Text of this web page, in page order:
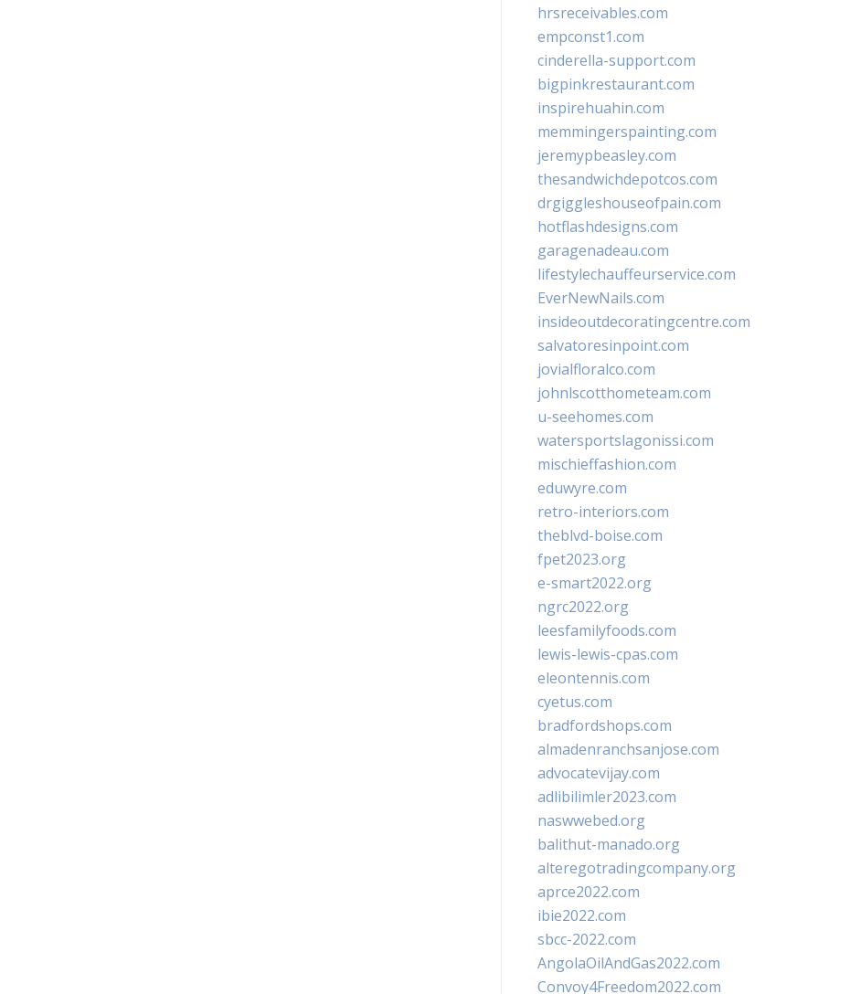
hrsreceivables.com
empconst1.com
cinderella-support.com
bigpinkrestaurant.com
inspirehuahin.com
memmingerspainting.com
jeremypbeasley.com
thesandwichdepotcos.com
drgiggleshouseofpain.com
hotflashdesigns.com
garagenadeau.com
lifestylechauffeurservice.com
EverNewNails.com
insideoutdecoratingcentre.com
salvatoresinpoint.com
jovialfloralco.com
johnlscotthometeam.com
u-seehomes.com
watersportslagonissi.com
mischieffashion.com
eduwyre.com
retro-interiors.com
theblvd-boise.com
fpet2023.org
e-smart2022.org
ngrc2022.org
leesfamilyfoods.com
lewis-lewis-cpas.com
eleontennis.com
cyetus.com
bradfordshops.com
almadenranchsanjose.com
advocatevijay.com
adlibilimler2023.com
naswwebed.org
balithut-manado.org
alteregotradingcompany.org
aprce2022.com
ibie2022.com
sbcc-2022.com
AngolaOilAndGas2022.com
Convoy4Freedom2022.com